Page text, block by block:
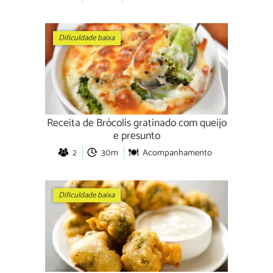
Dificuldade baixa
Receita de Brócolis gratinado com queijo
e presunto
2 30m Acompanhamento
Dificuldade baixa